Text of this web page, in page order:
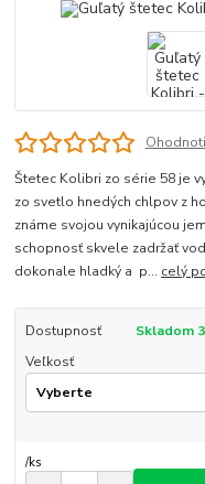
Štetec Kolibri zo série 58 je
zo svetlo hnedých chlpov z
známe svojou vynikajúcou
schopnosť skvele zadržať
dokonale hladký a p... celý
Dostupnosť
Skladom
Veľkosť
/ks